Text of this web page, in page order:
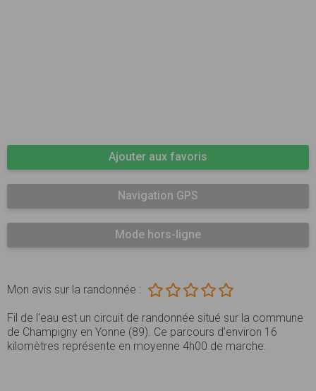
Ajouter aux favoris
Navigation GPS
Mode hors-ligne
Mon avis sur la randonnée :
Fil de l'eau est un circuit de randonnée situé sur la commune
de Champigny en Yonne (89). Ce parcours d’environ 16
kilomètres représente en moyenne 4h00 de marche.